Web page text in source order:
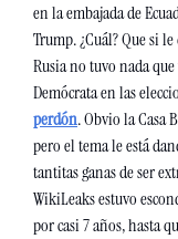
en la embajada de
Trump. ¿Cuál? Que si
Rusia no tuvo nada
Demócrata en las
perdón. Obvio la Casa
pero el tema le está
tantitas ganas de ser
WikiLeaks estuvo
por casi 7 años, hasta